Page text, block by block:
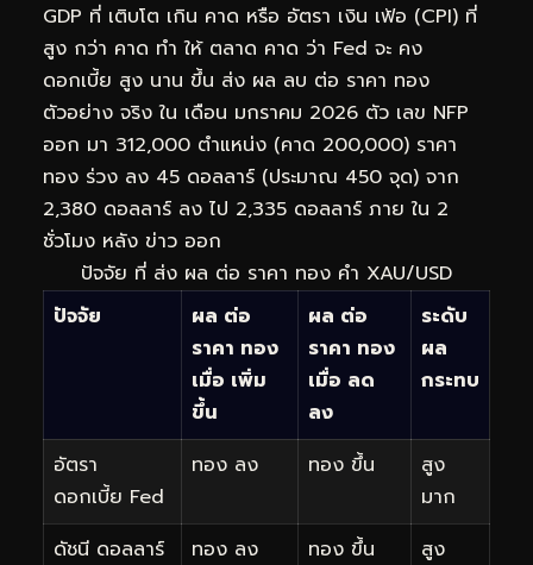
GDP ที่ เติบโต เกิน คาด หรือ อัตรา เงิน เฟ้อ (CPI) ที่
สูง กว่า คาด ทำ ให้ ตลาด คาด ว่า Fed จะ คง
ดอกเบี้ย สูง นาน ขึ้น ส่ง ผล ลบ ต่อ ราคา ทอง
ตัวอย่าง จริง ใน เดือน มกราคม 2026 ตัว เลข NFP
ออก มา 312,000 ตำแหน่ง (คาด 200,000) ราคา
ทอง ร่วง ลง 45 ดอลลาร์ (ประมาณ 450 จุด) จาก
2,380 ดอลลาร์ ลง ไป 2,335 ดอลลาร์ ภาย ใน 2
ชั่วโมง หลัง ข่าว ออก
ปัจจัย ที่ ส่ง ผล ต่อ ราคา ทอง คำ XAU/USD
ปัจจัย
ผล ต่อ
ราคา ทอง
เมื่อ เพิ่ม
ขึ้น
ผล ต่อ
ราคา ทอง
เมื่อ ลด
ลง
ระดับ
ผล
กระทบ
อัตรา
ดอกเบี้ย Fed
ทอง ลง ทอง ขึ้น
สูง
มาก
ดัชนี ดอลลาร์
ทอง ลง ทอง ขึ้น สูง